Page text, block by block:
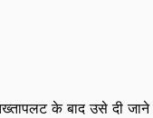
के बाद उसे दी